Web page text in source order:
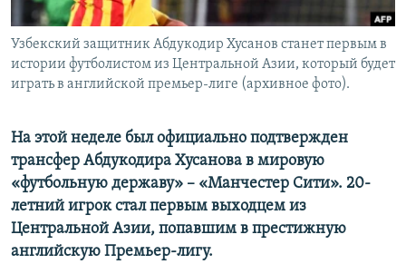
Узбекский защитник Абдукодир Хусанов станет первым в
истории футболистом из Центральной Азии, который будет
играть в английской премьер-лиге (архивное фото).
На этой неделе был официально подтвержден
трансфер Абдукодира Хусанова в мировую
«футбольную державу» – «Манчестер Сити». 20-
летний игрок стал первым выходцем из
Центральной Азии, попавшим в престижную
английскую Премьер-лигу.